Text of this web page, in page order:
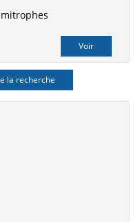
la recherche